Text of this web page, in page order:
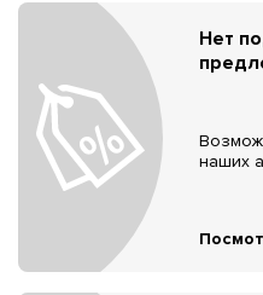
Нет
наших